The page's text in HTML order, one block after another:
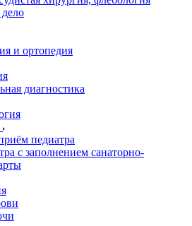
и ортопедия
диагностика
педиатра
с заполнением санаторно-